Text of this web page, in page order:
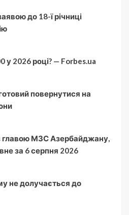
до 18-ї річниці
у 2026 році? — Forbes.ua
повернутися на
главою МЗС Азербайджану,
за 6 серпня 2026
не долучається до